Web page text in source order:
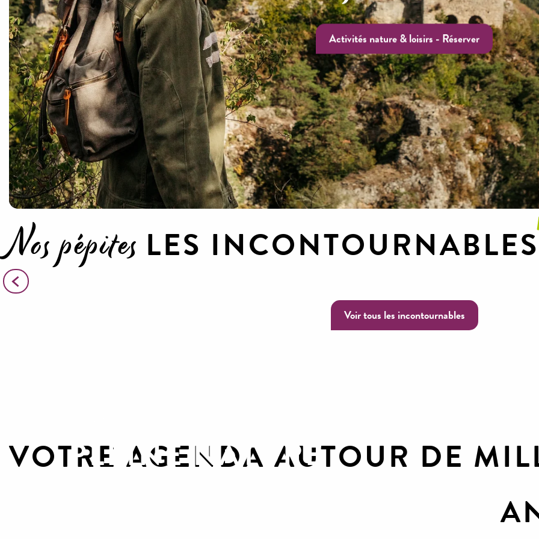
Activités nature & loisirs - Réserver
Nos pépites LES INCONTOURNABLES
Le Larzac
Voir tous les incontournables
PLEINE NATURE
Synonyme de liberté et
VOTRE AGENDA AUTOUR DE